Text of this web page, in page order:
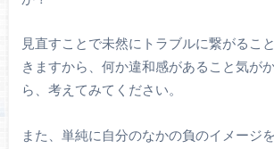
見直すことで未然にトラブルに繋がるこ
きますから、何か違和感があること気が
ら、考えてみてください。
また、単純に自分のなかの負のイメージ